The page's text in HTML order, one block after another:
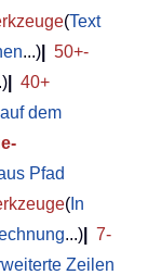
(Text
...)
50+-
40+
dem
Pfad
( In
...)
7-
Zeilen